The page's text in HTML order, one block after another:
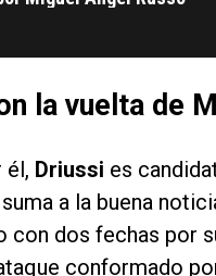
la vuelta de
él, Driussi es
a la buena
con dos fechas por
conformado